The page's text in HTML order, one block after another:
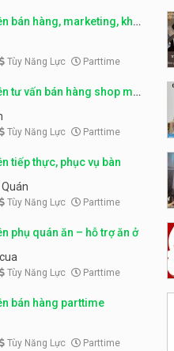
bán hàng, marketing, kho
Tùy Năng Lực Parttime
tư vấn bán hàng shop mỹ
Tùy Năng Lực Parttime
tiếp thực, phục vụ bàn
Tùy Năng Lực Parttime
phụ quán ăn – hỗ trợ ăn ở
Tùy Năng Lực Parttime
bán hàng parttime
Tùy Năng Lực Parttime